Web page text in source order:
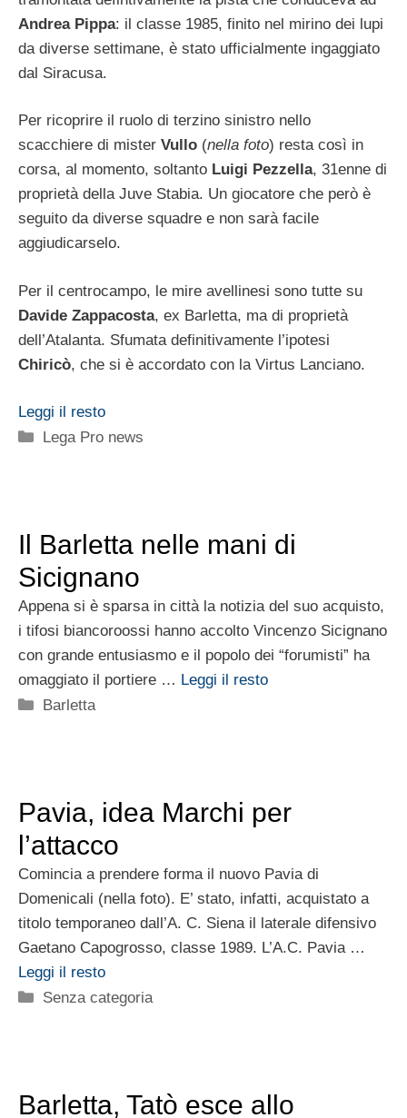
Andrea Pippa: il classe 1985, finito nel mirino dei lupi
da diverse settimane, è stato ufficialmente ingaggiato
dal Siracusa.
Per ricoprire il ruolo di terzino sinistro nello
scacchiere di mister Vullo (nella foto) resta così in
corsa, al momento, soltanto Luigi Pezzella, 31enne di
proprietà della Juve Stabia. Un giocatore che però è
seguito da diverse squadre e non sarà facile
aggiudicarselo.
Per il centrocampo, le mire avellinesi sono tutte su
Davide Zappacosta, ex Barletta, ma di proprietà
dell’Atalanta. Sfumata definitivamente l’ipotesi
Chiricò, che si è accordato con la Virtus Lanciano.
Leggi il resto
Categorie
Lega Pro news
Il Barletta nelle mani di
Sicignano
Appena si è sparsa in città la notizia del suo acquisto,
i tifosi biancoroossi hanno accolto Vincenzo Sicignano
con grande entusiasmo e il popolo dei “forumisti” ha
omaggiato il portiere … Leggi il resto
Categorie
Barletta
Pavia, idea Marchi per
l’attacco
Comincia a prendere forma il nuovo Pavia di
Domenicali (nella foto). E’ stato, infatti, acquistato a
titolo temporaneo dall’A. C. Siena il laterale difensivo
Gaetano Capogrosso, classe 1989. L’A.C. Pavia …
Leggi il resto
Categorie
Senza categoria
Barletta, Tatò esce allo